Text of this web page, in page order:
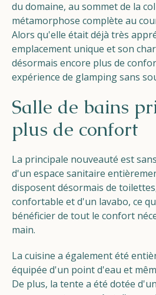
Android Play
du domaine, au sommet de la
métamorphose complète au
Alors qu'elle était déjà très
emplacement unique et son
désormais encore plus de
expérience de glamping sans
Salle de bains
plus de confort
La principale nouveauté est
d'un espace sanitaire
disposent désormais de
confortable et d'un lavabo, ce
bénéficier de tout le confort
main.
La cuisine a également été
équipée d'un point d'eau et
De plus, la tente a été dotée